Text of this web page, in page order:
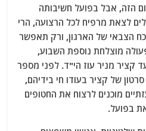
הזה, אבל בפועל חשיבותה
לצאת מרפיח לכל הרצועה, הרי
הצבאי של הארגון, ורק תאפשר
מוצלחת נוספת השבוע,
קציר מניר עוז הי"ד. לפני מספר
של קציר בעודו חי בידיהם,
מוכנים לרצוח את החטופים
בפועל.